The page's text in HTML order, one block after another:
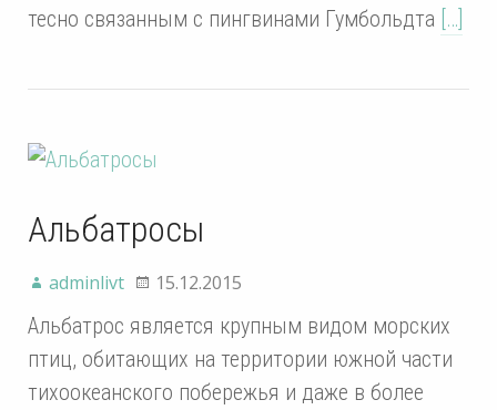
тесно связанным с пингвинами Гумбольдта […]
Альбатросы
adminlivt 15.12.2015
Альбатрос является крупным видом морских
птиц, обитающих на территории южной части
тихоокеанского побережья и даже в более